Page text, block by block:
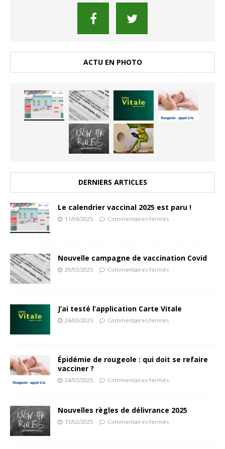
ACTU EN PHOTO
DERNIERS ARTICLES
Le calendrier vaccinal 2025 est paru !
11/06/2025 Commentaires fermés
Nouvelle campagne de vaccination Covid
29/03/2025 Commentaires fermés
J’ai testé l’application Carte Vitale
24/03/2025 Commentaires fermés
Épidémie de rougeole : qui doit se refaire
vacciner ?
24/03/2025 Commentaires fermés
Nouvelles règles de délivrance 2025
13/02/2025 Commentaires fermés